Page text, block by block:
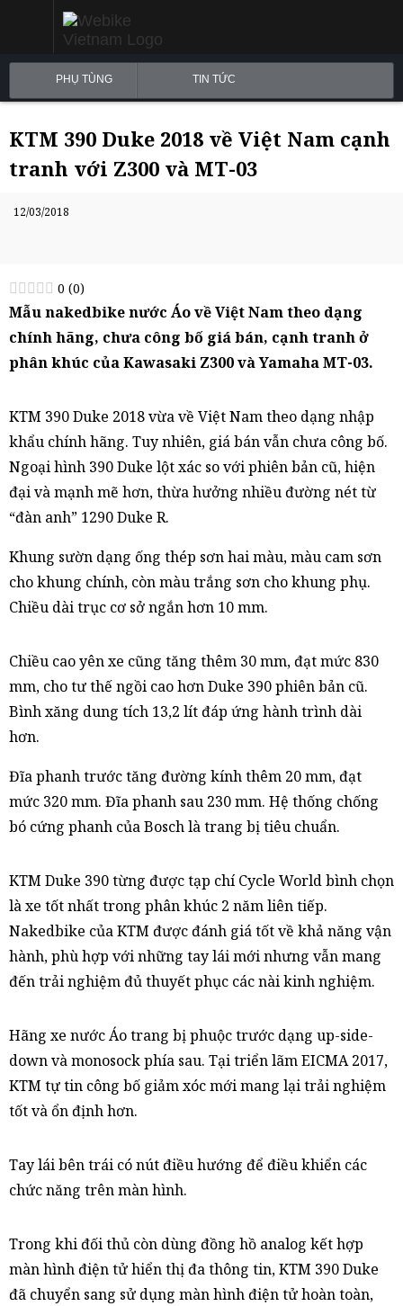
PHỤ TÙNG TIN TỨC
KTM 390 Duke 2018 về Việt Nam cạnh
tranh với Z300 và MT-03
12/03/2018
0 (0)
Mẫu nakedbike nước Áo về Việt Nam theo dạng
chính hãng, chưa công bố giá bán, cạnh tranh ở
phân khúc của Kawasaki Z300 và Yamaha MT-03.
KTM 390 Duke 2018 vừa về Việt Nam theo dạng nhập
khẩu chính hãng. Tuy nhiên, giá bán vẫn chưa công bố.
Ngoại hình 390 Duke lột xác so với phiên bản cũ, hiện
đại và mạnh mẽ hơn, thừa hưởng nhiều đường nét từ
“đàn anh” 1290 Duke R.
Khung sườn dạng ống thép sơn hai màu, màu cam sơn
cho khung chính, còn màu trắng sơn cho khung phụ.
Chiều dài trục cơ sở ngắn hơn 10 mm.
Chiều cao yên xe cũng tăng thêm 30 mm, đạt mức 830
mm, cho tư thế ngồi cao hơn Duke 390 phiên bản cũ.
Bình xăng dung tích 13,2 lít đáp ứng hành trình dài
hơn.
Đĩa phanh trước tăng đường kính thêm 20 mm, đạt
mức 320 mm. Đĩa phanh sau 230 mm. Hệ thống chống
bó cứng phanh của Bosch là trang bị tiêu chuẩn.
KTM Duke 390 từng được tạp chí Cycle World bình chọn
là xe tốt nhất trong phân khúc 2 năm liên tiếp.
Nakedbike của KTM được đánh giá tốt về khả năng vận
hành, phù hợp với những tay lái mới nhưng vẫn mang
đến trải nghiệm đủ thuyết phục các nài kinh nghiệm.
Hãng xe nước Áo trang bị phuộc trước dạng up-side-
down và monosock phía sau. Tại triển lãm EICMA 2017,
KTM tự tin công bố giảm xóc mới mang lại trải nghiệm
tốt và ổn định hơn.
Tay lái bên trái có nút điều hướng để điều khiển các
chức năng trên màn hình.
Trong khi đối thủ còn dùng đồng hồ analog kết hợp
màn hình điện tử hiển thị đa thông tin, KTM 390 Duke
đã chuyển sang sử dụng màn hình điện tử hoàn toàn,